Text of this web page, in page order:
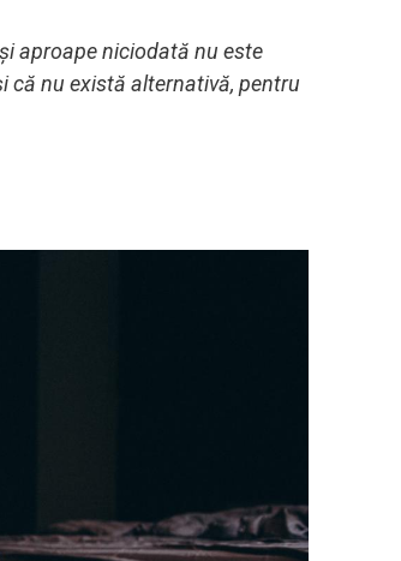
aproape niciodată nu este
că nu există alternativă, pentru